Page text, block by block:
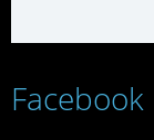
Facebook